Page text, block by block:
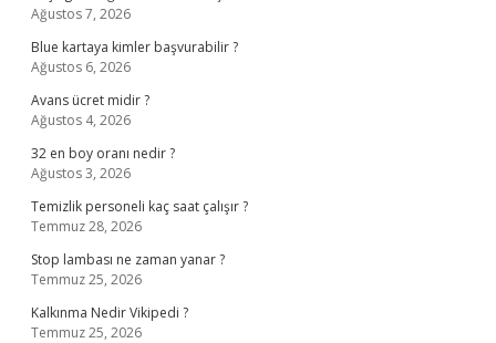
Ağustos 7, 2026
Blue kartaya kimler başvurabilir ?
Ağustos 6, 2026
Avans ücret midir ?
Ağustos 4, 2026
32 en boy oranı nedir ?
Ağustos 3, 2026
Temizlik personeli kaç saat çalışır ?
Temmuz 28, 2026
Stop lambası ne zaman yanar ?
Temmuz 25, 2026
Kalkınma Nedir Vikipedi ?
Temmuz 25, 2026